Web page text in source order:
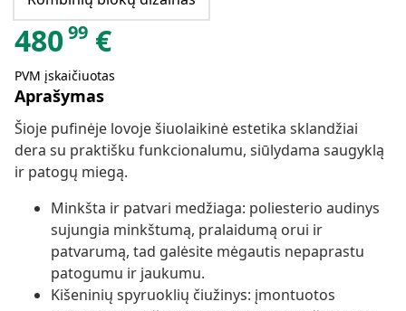
48099 €
PVM įskaičiuotas
Aprašymas
Šioje pufinėje lovoje šiuolaikinė estetika sklandžiai
dera su praktišku funkcionalumu, siūlydama saugyklą
ir patogų miegą.
Minkšta ir patvari medžiaga: poliesterio audinys
sujungia minkštumą, pralaidumą orui ir
patvarumą, tad galėsite mėgautis nepaprastu
patogumu ir jaukumu.
Kišeninių spyruoklių čiužinys: įmontuotos